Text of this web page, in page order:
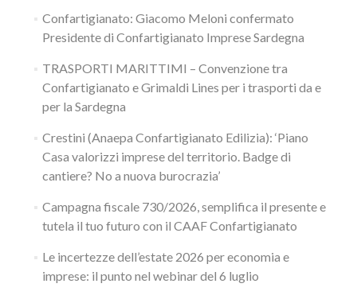
Confartigianato: Giacomo Meloni confermato
Presidente di Confartigianato Imprese Sardegna
TRASPORTI MARITTIMI – Convenzione tra
Confartigianato e Grimaldi Lines per i trasporti da e
per la Sardegna
Crestini (Anaepa Confartigianato Edilizia): ‘Piano
Casa valorizzi imprese del territorio. Badge di
cantiere? No a nuova burocrazia’
Campagna fiscale 730/2026, semplifica il presente e
tutela il tuo futuro con il CAAF Confartigianato
Le incertezze dell’estate 2026 per economia e
imprese: il punto nel webinar del 6 luglio